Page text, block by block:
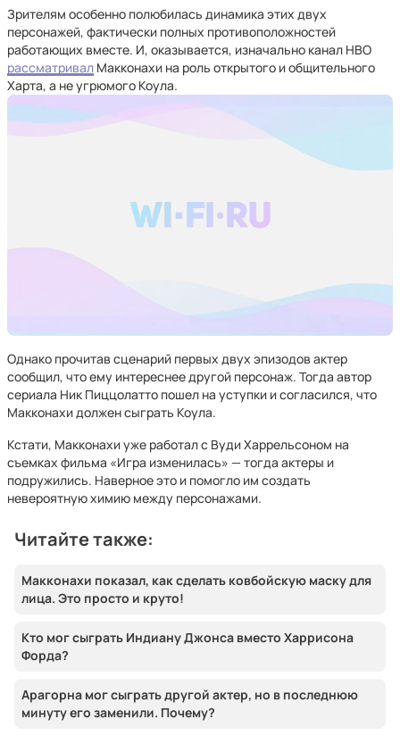
Зрителям особенно полюбилась динамика этих двух
персонажей, фактически полных противоположностей
работающих вместе. И, оказывается, изначально канал HBO
рассматривал Макконахи на роль открытого и общительного
Харта, а не угрюмого Коула.
Однако прочитав сценарий первых двух эпизодов актер
сообщил, что ему интереснее другой персонаж. Тогда автор
сериала Ник Пиццолатто пошел на уступки и согласился, что
Макконахи должен сыграть Коула.
Кстати, Макконахи уже работал с Вуди Харрельсоном на
съемках фильма «Игра изменилась» — тогда актеры и
подружились. Наверное это и помогло им создать
невероятную химию между персонажами.
Читайте также:
Макконахи показал, как сделать ковбойскую маску для
лица. Это просто и круто!
Кто мог сыграть Индиану Джонса вместо Харрисона
Форда?
Арагорна мог сыграть другой актер, но в последнюю
минуту его заменили. Почему?